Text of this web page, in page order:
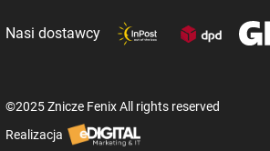
Nasi dostawcy
©2025 Znicze Fenix All rights reserved
Realizacja